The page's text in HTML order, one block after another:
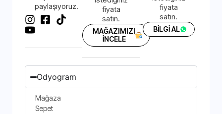
paylaşıyoruz.
fiyata
satın.
MAĞAZIMIZI
İNCELE
fiyata
satın.
BİLGİ AL
Odyogram
Mağaza
Sepet